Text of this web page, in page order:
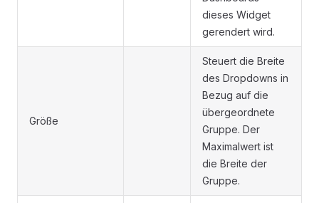
dieses Widget
gerendert wird.
Größe
Steuert die Breite
des Dropdowns in
Bezug auf die
übergeordnete
Gruppe. Der
Maximalwert ist
die Breite der
Gruppe.